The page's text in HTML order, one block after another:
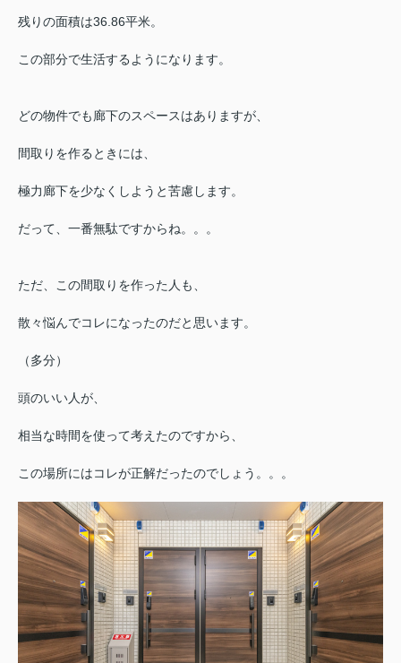
残りの面積は36.86平米。
この部分で生活するようになります。
どの物件でも廊下のスペースはありますが、
間取りを作るときには、
極力廊下を少なくしようと苦慮します。
だって、一番無駄ですからね。。。
ただ、この間取りを作った人も、
散々悩んでコレになったのだと思います。
（多分）
頭のいい人が、
相当な時間を使って考えたのですから、
この場所にはコレが正解だったのでしょう。。。